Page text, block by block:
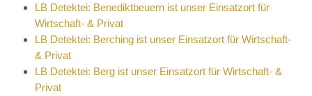
LB Detektei: Benediktbeuern ist unser Einsatzort für
Wirtschaft- & Privat
LB Detektei: Berching ist unser Einsatzort für Wirtschaft-
& Privat
LB Detektei: Berg ist unser Einsatzort für Wirtschaft- &
Privat